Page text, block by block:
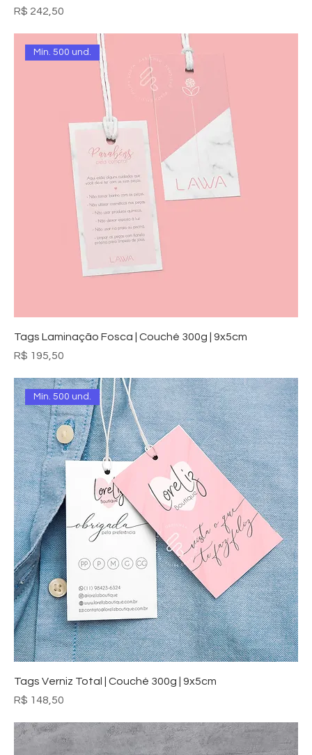
Preço
R$ 242,50
Mín. 500 und.
Tags Laminação Fosca | Couché 300g | 9x5cm
Preço
R$ 195,50
Mín. 500 und.
Tags Verniz Total | Couché 300g | 9x5cm
Preço
R$ 148,50